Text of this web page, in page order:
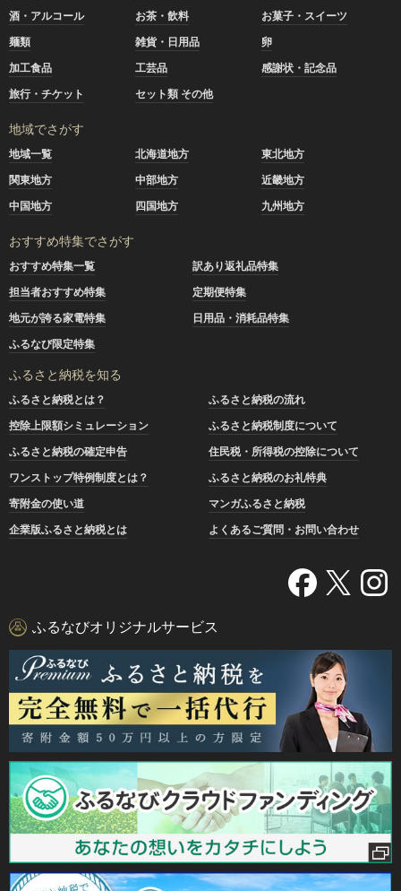
酒・アルコール
お茶・飲料
お菓子・スイーツ
麺類
雑貨・日用品
卵
加工食品
工芸品
感謝状・記念品
旅行・チケット
セット類 その他
地域でさがす
地域一覧 北海道地方
東北地方
関東地方
中部地方
近畿地方
中国地方
四国地方 九州地方
おすすめ特集でさがす
おすすめ特集一覧
訳あり返礼品特集
担当者おすすめ特集
定期便特集
地元が誇る家電特集
日用品・消耗品特集
ふるなび限定特集
ふるさと納税を知る
ふるさと納税とは？
ふるさと納税の流れ
控除上限額シミュレーション
ふるさと納税制度について
ふるさと納税の確定申告
住民税・所得税の控除について
ワンストップ特例制度とは？
ふるさと納税のお礼特典
寄附金の使い道
マンガふるさと納税
企業版ふるさと納税とは
よくあるご質問・お問い合わせ
ふるなびオリジナルサービス